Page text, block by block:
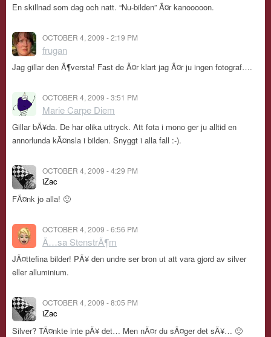
En skillnad som dag och natt. “Nu-bilden” Ã¤r kanooooon.
OCTOBER 4, 2009 - 2:19 PM
frugan
Jag gillar den Ã¶versta! Fast de Ã¤r klart jag Ã¤r ju ingen fotograf….
OCTOBER 4, 2009 - 3:51 PM
Marie Carpe Diem
Gillar bÃ¥da. De har olika uttryck. Att fota i mono ger ju alltid en
annorlunda kÃ¤nsla i bilden. Snyggt i alla fall :-).
OCTOBER 4, 2009 - 4:29 PM
iZac
FÃ¤nk jo alla! 🙂
OCTOBER 4, 2009 - 6:56 PM
Ã…sa StenstrÃ¶m
JÃ¤ttefina bilder! PÃ¥ den undre ser bron ut att vara gjord av silver
eller alluminium.
OCTOBER 4, 2009 - 8:05 PM
iZac
Silver? TÃ¤nkte inte pÃ¥ det… Men nÃ¤r du sÃ¤ger det sÃ¥… 🙂